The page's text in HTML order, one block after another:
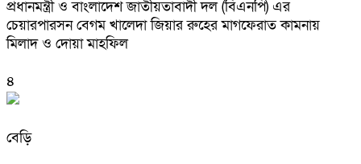
প্রধানমন্ত্রী ও বাংলাদেশ জাতীয়তাবাদী দল (বিএনপি) এর
চেয়ারপারসন বেগম খালেদা জিয়ার রুহের মাগফেরাত কামনায়
মিলাদ ও দোয়া মাহফিল
৪
বেড়ি